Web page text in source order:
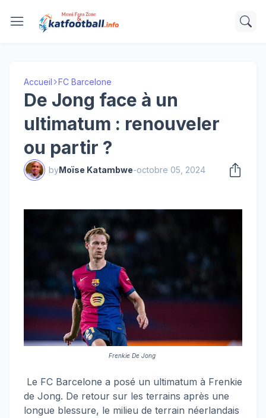
Accueil FC Barcelone
De Jong face à un
ultimatum : renouveler
ou partir ?
byMoïse Katambwe-octobre 05, 2024
Frenkie De Jong
Le FC Barcelone a posé un ultimatum à Frenkie
de Jong. De retour sur les terrains après une
longue blessure, le milieu de terrain néerlandais